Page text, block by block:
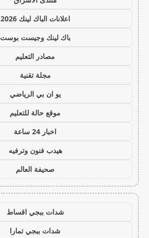
اعلانات الباك لينك 2026
باك لينك وجيست بوست
مصادر التعليم
مجلة تقنية
يو ان بي الرياضي
موقع حالة للتعليم
اخبار 24 ساعة
هيدب فنون وترفيه
صحيفة العالم
شدات ببجي اقساط
شدات ببجي تمارا